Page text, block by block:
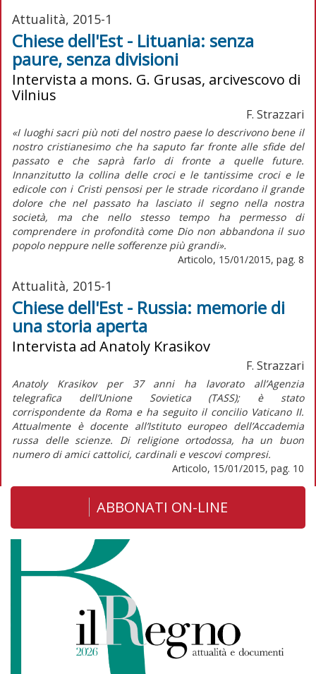
Attualità, 2015-1
Chiese dell'Est - Lituania: senza
paure, senza divisioni
Intervista a mons. G. Grusas, arcivescovo di
Vilnius
F. Strazzari
«I luoghi sacri più noti del nostro paese lo descrivono bene il
nostro cristianesimo che ha saputo far fronte alle sfide del
passato e che saprà farlo di fronte a quelle future.
Innanzitutto la collina delle croci e le tantissime croci e le
edicole con i Cristi pensosi per le strade ricordano il grande
dolore che nel passato ha lasciato il segno nella nostra
società, ma che nello stesso tempo ha permesso di
comprendere in profondità come Dio non abbandona il suo
popolo neppure nelle sofferenze più grandi».
Articolo, 15/01/2015, pag. 8
Attualità, 2015-1
Chiese dell'Est - Russia: memorie di
una storia aperta
Intervista ad Anatoly Krasikov
F. Strazzari
Anatoly Krasikov per 37 anni ha lavorato all’Agenzia
telegrafica dell’Unione Sovietica (TASS); è stato
corrispondente da Roma e ha seguito il concilio Vaticano II.
Attualmente è docente all’Istituto europeo dell’Accademia
russa delle scienze. Di religione ortodossa, ha un buon
numero di amici cattolici, cardinali e vescovi compresi.
Articolo, 15/01/2015, pag. 10
ABBONATI ON-LINE